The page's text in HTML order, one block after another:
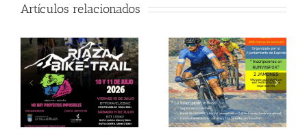
Artículos relacionados